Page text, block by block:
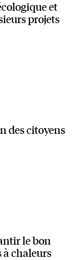
et
projets
des citoyens
le bon
chaleurs